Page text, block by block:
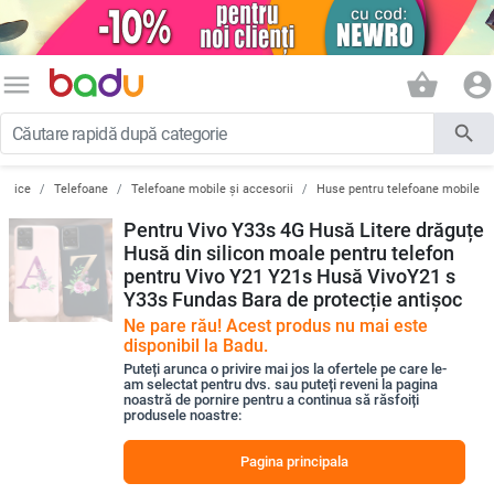
menu shopping_basket account_circle
search
Telefoane Telefoane mobile și accesorii Huse pentru telefoane mobile
Pentru Vivo Y33s 4G Husă Litere drăguțe
Husă din silicon moale pentru telefon
pentru Vivo Y21 Y21s Husă VivoY21 s
Y33s Fundas Bara de protecție antișoc
Ne pare rău! Acest produs nu mai este
disponibil la Badu.
Puteți arunca o privire mai jos la ofertele pe care le-
am selectat pentru dvs. sau puteți reveni la pagina
noastră de pornire pentru a continua să răsfoiți
produsele noastre:
Pagina principala